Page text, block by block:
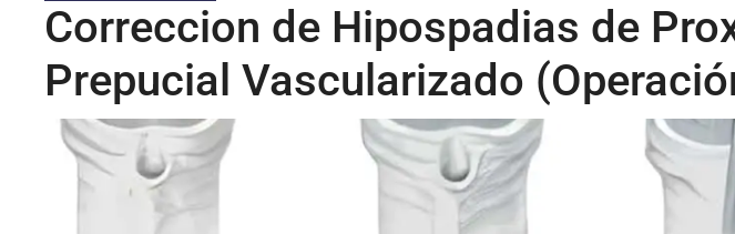
Correccion de Hipospadias de
Prepucial Vascularizado